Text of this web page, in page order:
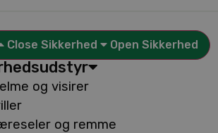
Close Sikkerhed Open Sikkerhed
og visirer
og remme